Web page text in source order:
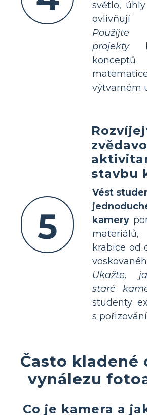
světlo,
ovlivňují
Použijte
projektyk
výtvarném
5
stavbu
Vést
kamery
krabice od
Ukažte,
staré
studenty
s
Často kladené
vynálezu
Co je kamera a